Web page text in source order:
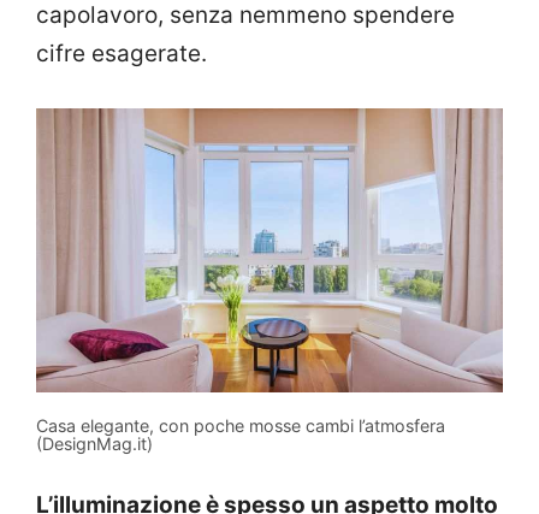
capolavoro, senza nemmeno spendere
cifre esagerate.
Casa elegante, con poche mosse cambi l’atmosfera
(DesignMag.it)
L’illuminazione è spesso un aspetto molto